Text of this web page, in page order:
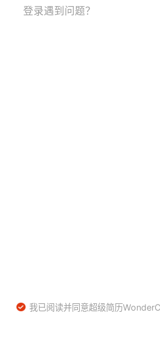
登录遇到问题？
我已阅读并同意超级简历